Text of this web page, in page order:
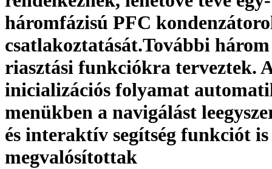
háromfázisú PFC
csatlakoztatását.További
riasztási funkciókra terveztek.
inicializációs folyamat
menükben a navigálást
és interaktív segítség funkciót is
megvalósítottak